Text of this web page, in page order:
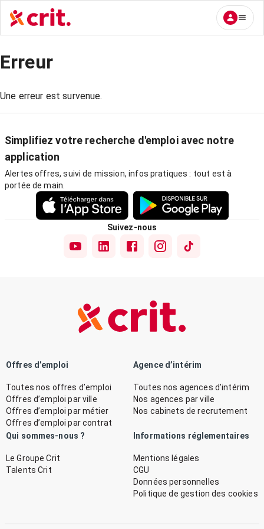
Erreur
Une erreur est survenue.
Simplifiez votre recherche d'emploi avec notre
application
Alertes offres, suivi de mission, infos pratiques : tout est à
portée de main.
Suivez-nous
Offres d’emploi
Toutes nos offres d’emploi
Offres d’emploi par ville
Offres d’emploi par métier
Offres d’emploi par contrat
Agence d’intérim
Toutes nos agences d’intérim
Nos agences par ville
Nos cabinets de recrutement
Qui sommes-nous ?
Le Groupe Crit
Talents Crit
Informations réglementaires
Mentions légales
CGU
Données personnelles
Politique de gestion des cookies